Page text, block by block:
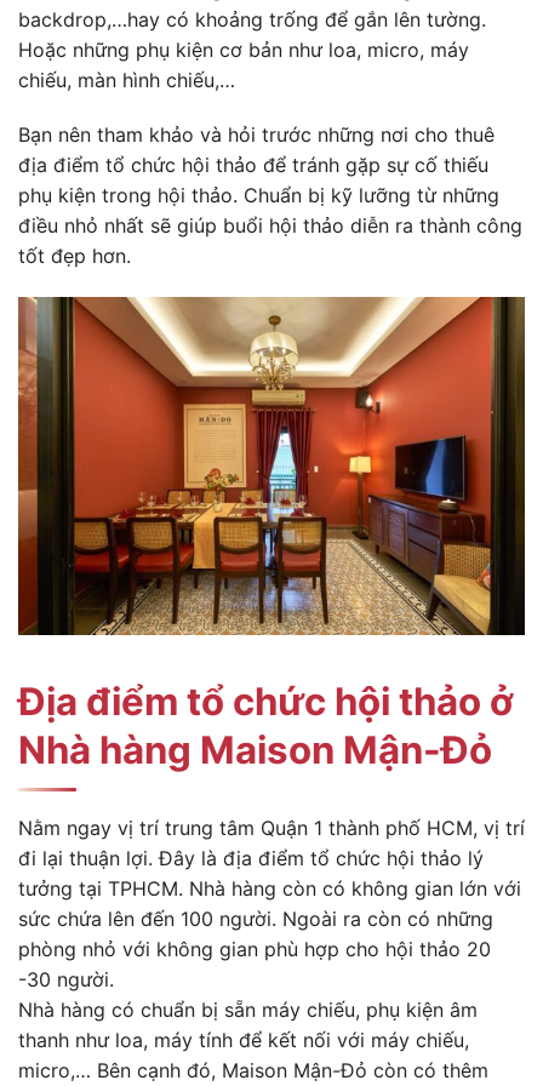
backdrop,…hay có khoảng trống để gắn lên tường.
Hoặc những phụ kiện cơ bản như loa, micro, máy
chiếu, màn hình chiếu,…
Bạn nên tham khảo và hỏi trước những nơi cho thuê
địa điểm tổ chức hội thảo để tránh gặp sự cố thiếu
phụ kiện trong hội thảo. Chuẩn bị kỹ lưỡng từ những
điều nhỏ nhất sẽ giúp buổi hội thảo diễn ra thành công
tốt đẹp hơn.
Địa điểm tổ chức hội thảo ở
Nhà hàng Maison Mận-Đỏ
Nằm ngay vị trí trung tâm Quận 1 thành phố HCM, vị trí
đi lại thuận lợi. Đây là địa điểm tổ chức hội thảo lý
tưởng tại TPHCM. Nhà hàng còn có không gian lớn với
sức chứa lên đến 100 người. Ngoài ra còn có những
phòng nhỏ với không gian phù hợp cho hội thảo 20
-30 người.
Nhà hàng có chuẩn bị sẵn máy chiếu, phụ kiện âm
thanh như loa, máy tính để kết nối với máy chiếu,
micro,… Bên cạnh đó, Maison Mận-Đỏ còn có thêm